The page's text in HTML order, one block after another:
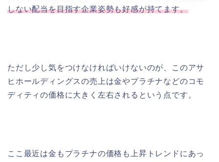
しない配当を目指す企業姿勢も好感が持てます。
ただし少し気をつけなければいけないのが、このアサ
ヒホールディングスの売上は金やプラチナなどのコモ
ディティの価格に大きく左右されるという点です。
ここ最近は金もプラチナの価格も上昇トレンドにあっ